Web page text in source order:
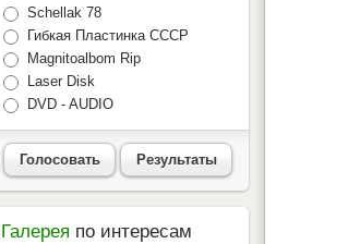
Schellak 78
Гибкая Пластинка СССР
Magnitoalbom Rip
Laser Disk
DVD - AUDIO
Голосовать Результаты
Галерея по интересам